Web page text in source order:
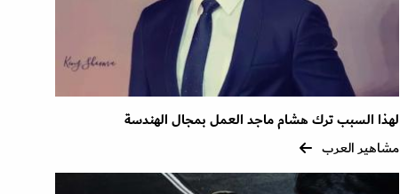
لهذا السبب ترك هشام ماجد العمل بمجال الهندسة
مشاهير العرب